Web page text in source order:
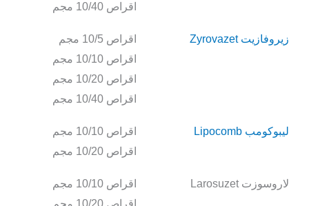
اقراص 10/40 مجم
زيروفازيت Zyrovazet
اقراص 10/5 مجم
اقراص 10/10 مجم
اقراص 10/20 مجم
اقراص 10/40 مجم
ليبوكومب Lipocomb
اقراص 10/10 مجم
اقراص 10/20 مجم
لاروسوزت Larosuzet
اقراص 10/10 مجم